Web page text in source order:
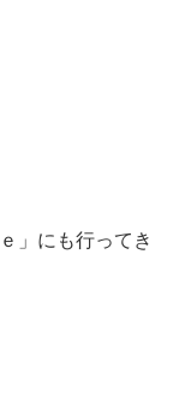
」にも行ってき